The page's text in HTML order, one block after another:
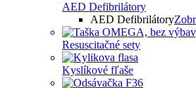
AED Defibrilátory
AED Defibrilátory
Resuscitačné sety
Kyslíkové fľaše